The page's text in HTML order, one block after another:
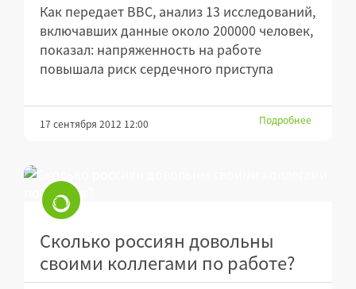
Как передает BBC, анализ 13 исследований,
включавших данные около 200000 человек,
показал: напряженность на работе
повышала риск сердечного приступа
17 сентября 2012 12:00 Подробнее
Сколько россиян довольны
своими коллегами по работе?